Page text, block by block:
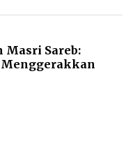
Masri Sareb:
Menggerakkan